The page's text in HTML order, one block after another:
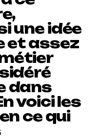
une idée
et assez
dans
voici les
ce qui